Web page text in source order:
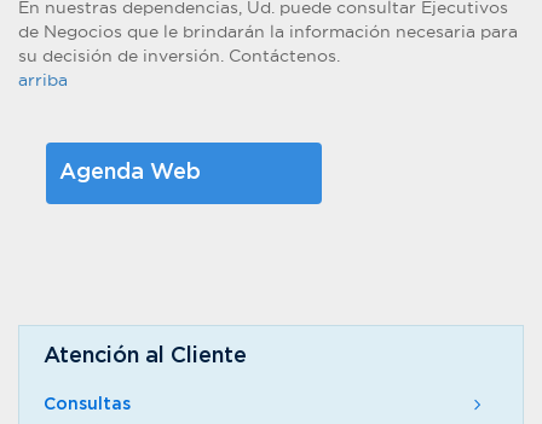
En nuestras dependencias, Ud. puede consultar Ejecutivos
de Negocios que le brindarán la información necesaria para
su decisión de inversión. Contáctenos.
arriba
Agenda Web
Atención al Cliente
Consultas